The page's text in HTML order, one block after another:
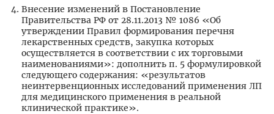
Внесение изменений в Постановление
Правительства РФ от 28.11.2013 № 1086 «Об
утверждении Правил формирования перечня
лекарственных средств, закупка которых
осуществляется в соответствии с их торговыми
наименованиями»: дополнить п. 5 формулировкой
следующего содержания: «результатов
неинтервенционных исследований применения ЛП
для медицинского применения в реальной
клинической практике».